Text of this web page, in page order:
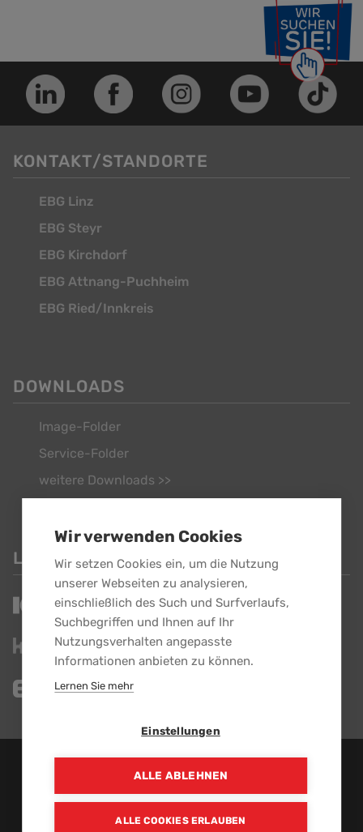
Wir verwenden Cookies
Wir setzen Cookies ein, um die Nutzung
unserer Webseiten zu analysieren,
einschließlich des Such und Surfverlaufs,
Suchbegriffen und Ihnen auf Ihr
Nutzungsverhalten angepasste
Informationen anbieten zu können.
Lernen Sie mehr
Einstellungen
ALLE ABLEHNEN
ALLE COOKIES ERLAUBEN
KONTAKT/STANDORTE
EBG Linz
EBG Steyr
EBG Kirchdorf
EBG Attnang-Puchheim
EBG Ried/Innkreis
DOWNLOADS
Image-Folder
Service-Folder
weitere Downloads >>
LINKS
Ein Unternehmen der